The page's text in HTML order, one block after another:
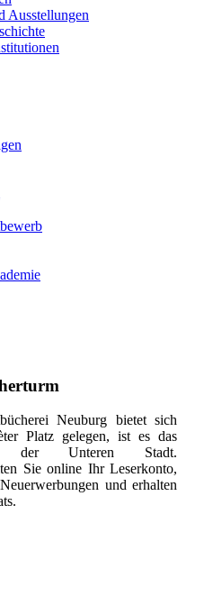
Ausstellungen
Neuburg bietet sich
Platz gelegen, ist es das
der Unteren Stadt.
Sie online Ihr Leserkonto,
und erhalten